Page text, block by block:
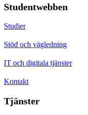
Studentwebben
Studier
Stöd och vägledning
IT och digitala tjänster
Kontakt
Tjänster